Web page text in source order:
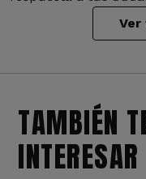
Ver
TAMBIÉN
INTERESAR